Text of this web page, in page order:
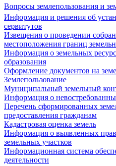
Вопросы землепользования и
Информация и решения об
сервитутов
Извещения о проведении
местоположения границ
Информация о земельных
образования
Оформление документов на
Землепользование
Муниципальный земельный
Информация о
Перечень сформированных
предоставления гражданам
Кадастровая оценка земель
Информация о выявленных
земельных участков
Информационная система
деятельности